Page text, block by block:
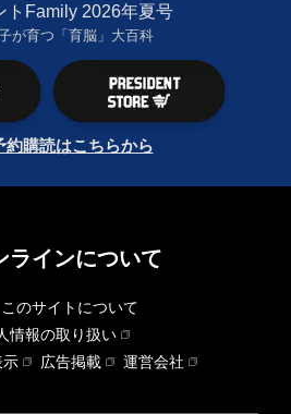
トFamily 2026年夏号
が育つ「育脳」大百科
約購読はこちらから
ラインについて
このサイトについて
情報の取り扱い
示
広告掲載
運営会社